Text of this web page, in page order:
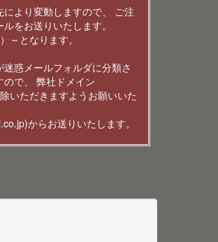
より変動しますので、 ご注
をお送りいたします。
～となります。
惑メールフォルダに分類さ
で、 弊社ドメイン
いただきますようお願いいた
からお送りいたします。